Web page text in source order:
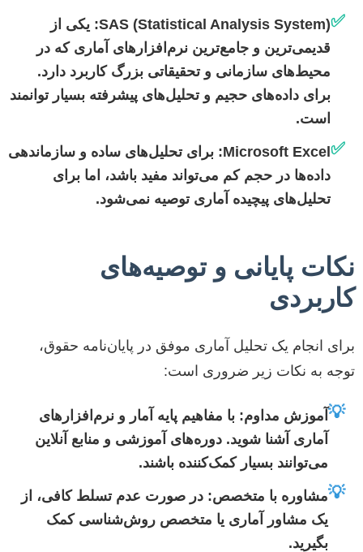
✅
SAS (Statistical Analysis System): یکی از
قدیمی‌ترین و جامع‌ترین نرم‌افزارهای آماری که در
محیط‌های سازمانی و تحقیقاتی بزرگ کاربرد دارد.
برای داده‌های حجیم و تحلیل‌های پیشرفته بسیار توانمند
است.
✅
Microsoft Excel: برای تحلیل‌های ساده و سازماندهی
داده‌ها در حجم کم می‌تواند مفید باشد، اما برای
تحلیل‌های پیچیده آماری توصیه نمی‌شود.
نکات پایانی و توصیه‌های
کاربردی
برای انجام یک تحلیل آماری موفق در پایان‌نامه حقوق،
توجه به نکات زیر ضروری است:
💡 آموزش مداوم: با مفاهیم پایه آمار و نرم‌افزارهای
آماری آشنا شوید. دوره‌های آموزشی و منابع آنلاین
می‌توانند بسیار کمک‌کننده باشند.
💡مشاوره با متخصص: در صورت عدم تسلط کافی، از
یک مشاور آماری یا متخصص روش‌شناسی کمک
بگیرید.